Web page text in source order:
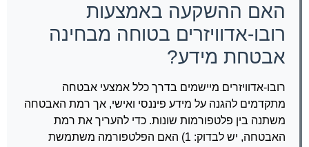
האם ההשקעה באמצעות
רובו-אדוויזרים בטוחה מבחינה
אבטחת מידע?
רובו-אדוויזרים מיישמים בדרך כלל אמצעי אבטחה
מתקדמים להגנה על מידע פיננסי ואישי, אך רמת האבטחה
משתנה בין פלטפורמות שונות. כדי להעריך את רמת
האבטחה, יש לבדוק: 1) האם הפלטפורמה משתמשת